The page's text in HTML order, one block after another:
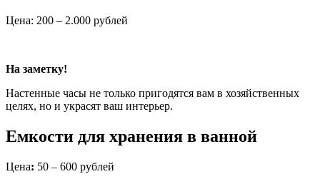
Цена: 200 – 2.000 рублей
На заметку!
Настенные часы не только пригодятся вам в хозяйственных
целях, но и украсят ваш интерьер.
Емкости для хранения в ванной
Цена: 50 – 600 рублей